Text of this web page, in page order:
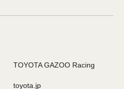
TOYOTA GAZOO Racing
toyota.jp